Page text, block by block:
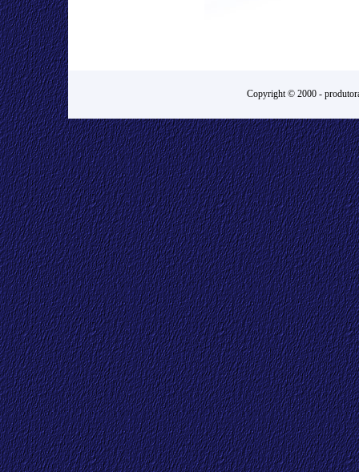
Copyright © 2000 -